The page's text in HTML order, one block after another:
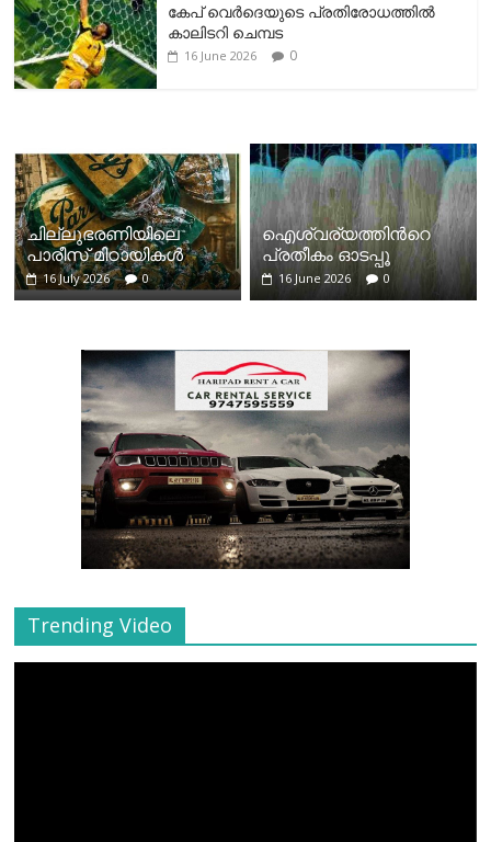
കേപ് വെര്‍ദെയുടെ പ്രതിരോധത്തില്‍
കാലിടറി ചെമ്പട
16 June 2026 0
ചില്ലുഭരണിയിലെ
പാരീസ് മിഠായികള്‍
16 July 2026 0
ഐശ്വര്യത്തിന്‍റെ
പ്രതീകം ഓടപ്പൂ
16 June 2026 0
Trending Video